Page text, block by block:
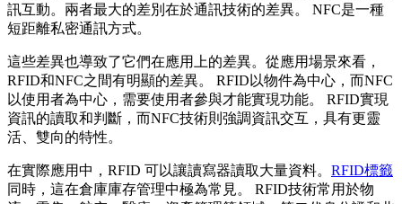
訊互動。兩者最大的差別在於通訊技術的差異。 NFC是一種
短距離私密通訊方式。
這些差異也導致了它們在應用上的差異。從應用場景來看，
RFID和NFC之間有明顯的差異。 RFID以物件為中心，而NFC
以使用者為中心，需要使用者參與才能實現功能。 RFID實現
資訊的讀取和判斷，而NFC技術則強調資訊交互，具有更靈
活、雙向的特性。
在實際應用中，RFID 可以讓讀寫器讀取大量資料。 RFID標籤
同時，這在倉庫庫存管理中極為常見。 RFID技術常用於物